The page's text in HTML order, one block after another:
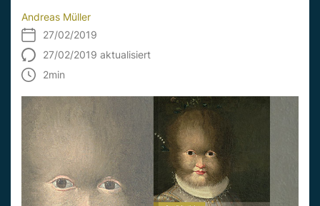
Andreas Müller
27/02/2019
27/02/2019 aktualisiert
2min